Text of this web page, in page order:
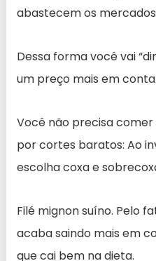
abastecem os
Dessa forma você vai
um preço mais em conta.
Você não precisa
por cortes baratos: Ao
escolha coxa e
Filé mignon suíno. Pelo
acaba saindo mais em
que cai bem na dieta.